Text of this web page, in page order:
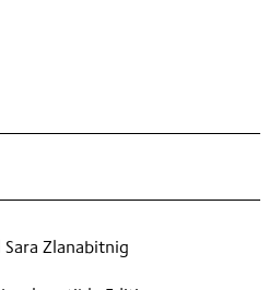
Zlanabitnig